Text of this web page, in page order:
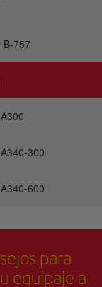
B-757
300
600
para
equipaje a